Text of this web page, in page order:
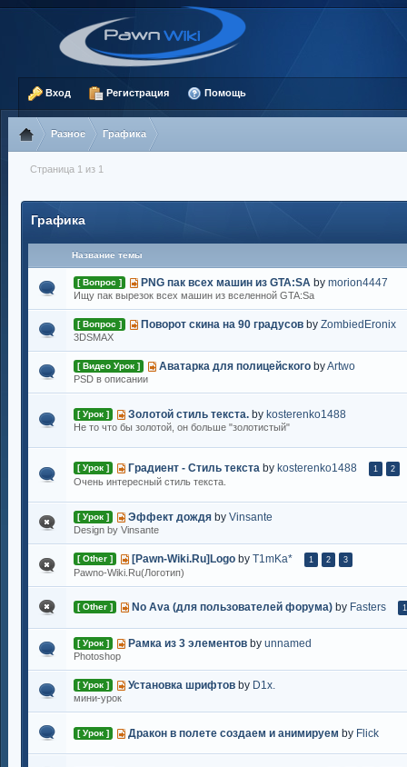
Вход Регистрация Помощь
Разное Графика
Страница 1 из 1
Графика
Название темы
PNG пак всех машин из GTA:SA by morion4447
[ Вопрос ]
Ищу пак вырезок всех машин из вселенной GTA:Sa
Поворот скина на 90 градусов by ZombiedEronix
[ Вопрос ]
3DSMAX
Аватарка для полицейского byArtwo
[ Видео Урок ]
PSD в описании
Золотой стиль текста. by kosterenko1488
[ Урок ]
Не то что бы золотой, он больше "золотистый"
Градиент - Стиль текста by kosterenko1488
[ Урок ] 1 2
Очень интересный стиль текста.
Эффект дождя by Vinsante
[ Урок ]
Design by Vinsante
[Pawn-Wiki.Ru]Logo by T1mKa*
[ Other ] 1 2 3
Pawno-Wiki.Ru(Логотип)
No Ava (для пользователей форума) by Fasters
[ Other ] 1
Рамка из 3 элементов by unnamed
[ Урок ]
Photoshop
Установка шрифтов by D1x.
[ Урок ]
мини-урок
Дракон в полете создаем и анимируем by Flick
[ Урок ]